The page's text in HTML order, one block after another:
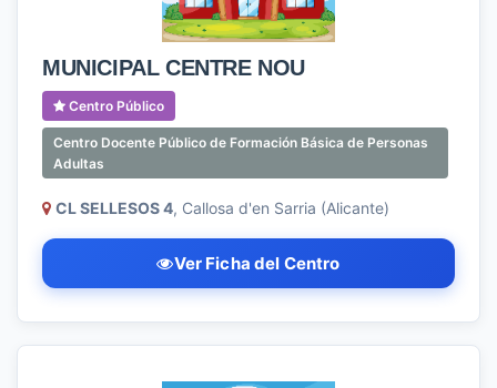
MUNICIPAL CENTRE NOU
Centro Público
Centro Docente Público de Formación Básica de Personas
Adultas
CL SELLESOS 4, Callosa d'en Sarria (Alicante)
Ver Ficha del Centro